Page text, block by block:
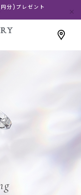
分)プレゼント